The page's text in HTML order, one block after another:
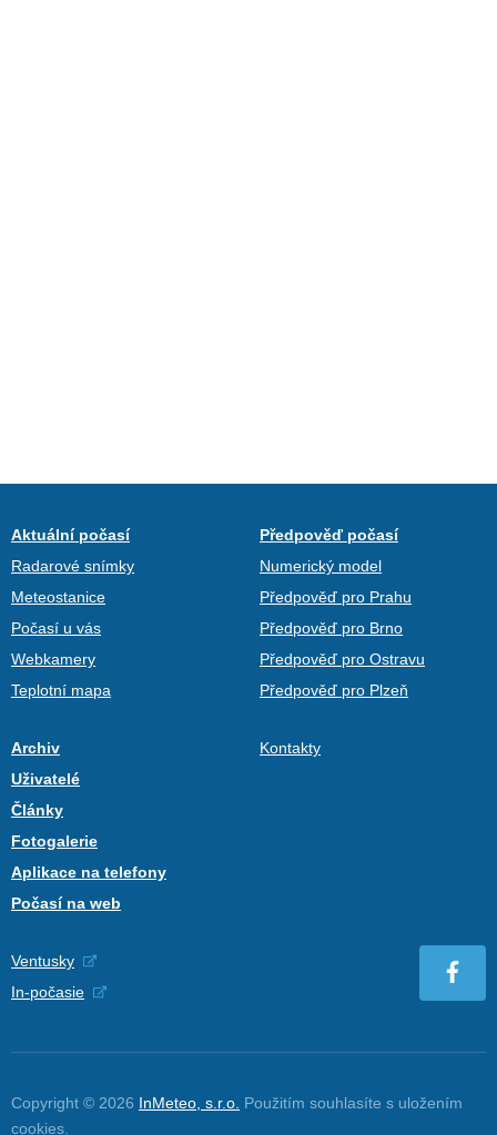
Aktuální počasí
Radarové snímky
Meteostanice
Počasí u vás
Webkamery
Teplotní mapa
Předpověď počasí
Numerický model
Předpověď pro Prahu
Předpověď pro Brno
Předpověď pro Ostravu
Předpověď pro Plzeň
Archiv
Uživatelé
Články
Fotogalerie
Aplikace na telefony
Počasí na web
Kontakty
Ventusky
In-počasie
Copyright © 2026 InMeteo, s.r.o. Použitím souhlasíte s uložením
cookies